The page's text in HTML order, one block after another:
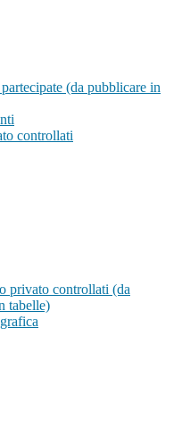
(da pubblicare in
controllati
privato controllati (da
tabelle)